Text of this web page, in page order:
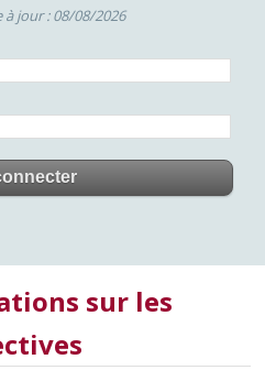
à jour : 08/08/2026
sur les